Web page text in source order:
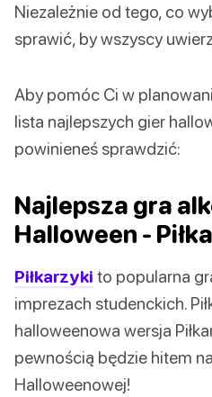
Niezależnie od tego, co
sprawić, by wszyscy
Aby pomóc Ci w
lista najlepszych gier
powinieneś sprawdzić:
Najlepsza gra
Halloween -
Piłkarzyki to popularna
imprezach studenckich.
halloweenowa wersja
pewnością będzie hitem
Halloweenowej!